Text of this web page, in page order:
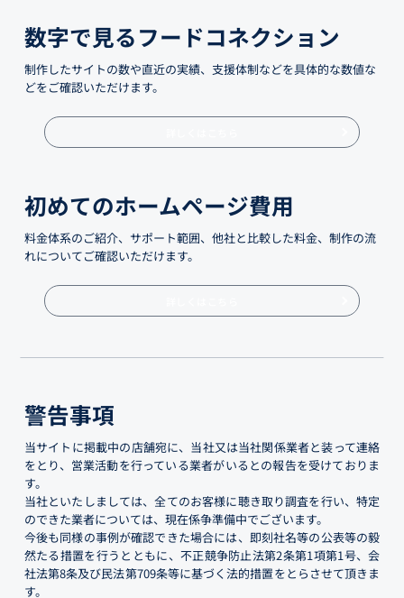
数字で見るフードコネクション
制作したサイトの数や直近の実績、支援体制などを具体的な数値な
どをご確認いただけます。
初めてのホームページ費用
料金体系のご紹介、サポート範囲、他社と比較した料金、制作の流
れについてご確認いただけます。
警告事項
当サイトに掲載中の店舗宛に、当社又は当社関係業者と装って連絡
をとり、営業活動を行っている業者がいるとの報告を受けておりま
す。
当社といたしましては、全てのお客様に聴き取り調査を行い、特定
のできた業者については、現在係争準備中でございます。
今後も同様の事例が確認できた場合には、即刻社名等の公表等の毅
然たる措置を行うとともに、不正競争防止法第2条第1項第1号、会
社法第8条及び民法第709条等に基づく法的措置をとらさせて頂きま
す。